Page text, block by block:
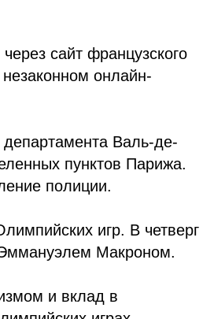
сайт французского
онлайн-
департамента Валь-де-
пунктов Парижа.
полиции.
игр. В четверг
Эммануэлем Макроном.
и вклад в